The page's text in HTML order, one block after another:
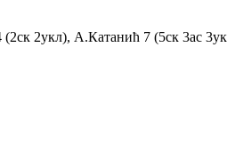
2укл), А.Катанић 7 (5ск 3ас